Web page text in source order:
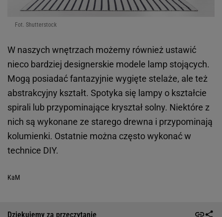
Fot. Shutterstock
W naszych wnętrzach możemy również ustawić
nieco bardziej designerskie modele lamp stojących.
Mogą posiadać fantazyjnie wygięte stelaże, ale też
abstrakcyjny kształt. Spotyka się lampy o kształcie
spirali lub przypominające kryształ solny. Niektóre z
nich są wykonane ze starego drewna i przypominają
kolumienki. Ostatnie można często wykonać w
technice DIY.
KaM
Dziękujemy za przeczytanie